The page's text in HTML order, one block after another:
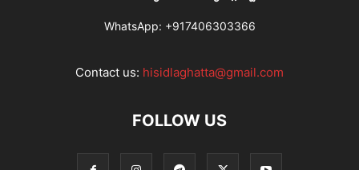
WhatsApp: +917406303366
Contact us: hisidlaghatta@gmail.com
FOLLOW US